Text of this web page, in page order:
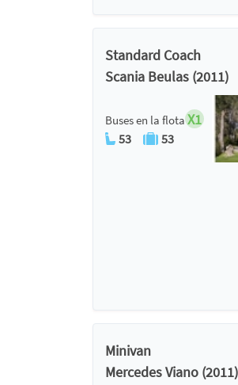
Standard Coach
Scania Beulas (2011)
Buses en la flota X1
53 53
Minivan
Mercedes Viano (2011)